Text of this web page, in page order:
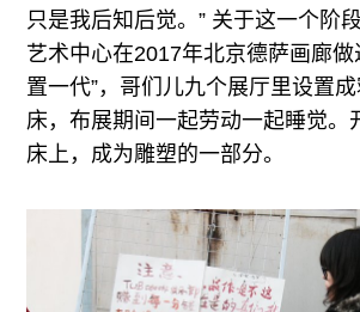
只是我后知后觉。” 关于这一个阶
艺术中心在2017年北京德萨画廊做
置一代”，哥们儿九个展厅里设置
床，布展期间一起劳动一起睡觉。
床上，成为雕塑的一部分。